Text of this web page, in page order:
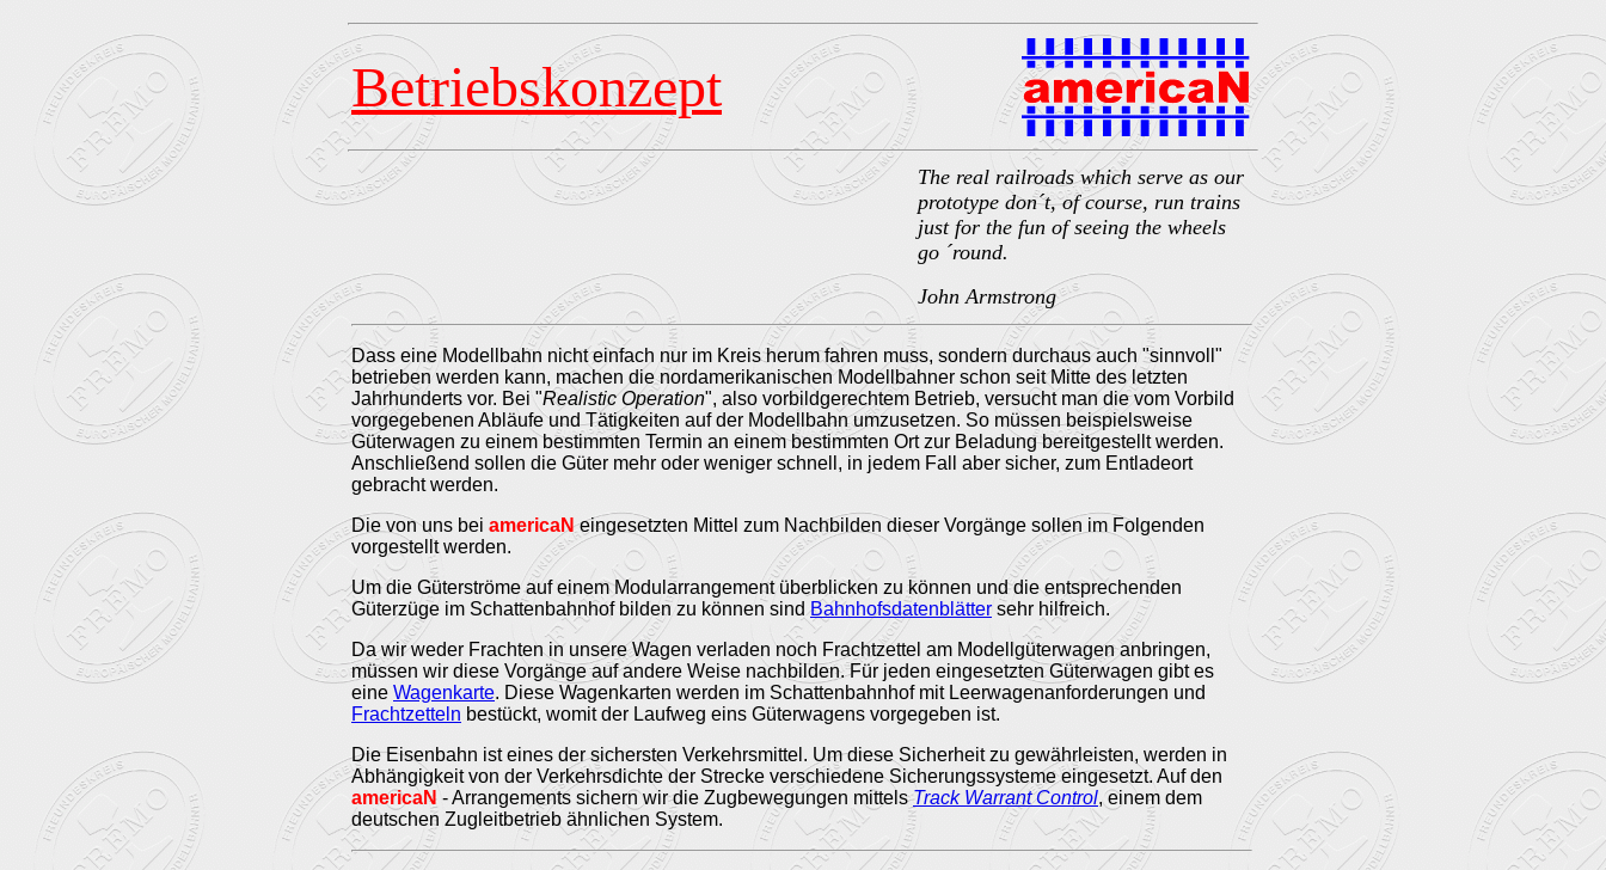
Betriebskonzept
The real railroads which serve as our
prototype don´t, of course, run trains
just for the fun of seeing the wheels
go ´round.
John Armstrong
Dass eine Modellbahn nicht einfach nur im Kreis herum fahren muss, sondern durchaus auch "sinnvoll"
betrieben werden kann, machen die nordamerikanischen Modellbahner schon seit Mitte des letzten
Jahrhunderts vor. Bei "Realistic Operation", also vorbildgerechtem Betrieb, versucht man die vom Vorbild
vorgegebenen Abläufe und Tätigkeiten auf der Modellbahn umzusetzen. So müssen beispielsweise
Güterwagen zu einem bestimmten Termin an einem bestimmten Ort zur Beladung bereitgestellt werden.
Anschließend sollen die Güter mehr oder weniger schnell, in jedem Fall aber sicher, zum Entladeort
gebracht werden.
Die von uns bei americaNeingesetzten Mittel zum Nachbilden dieser Vorgänge sollen im Folgenden
vorgestellt werden.
Um die Güterströme auf einem Modularrangement überblicken zu können und die entsprechenden
Güterzüge im Schattenbahnhof bilden zu können sindBahnhofsdatenblätter sehr hilfreich.
Da wir weder Frachten in unsere Wagen verladen noch Frachtzettel am Modellgüterwagen anbringen,
müssen wir diese Vorgänge auf andere Weise nachbilden. Für jeden eingesetzten Güterwagen gibt es
eine Wagenkarte. Diese Wagenkarten werden im Schattenbahnhof mit Leerwagenanforderungen und
Frachtzetteln bestückt, womit der Laufweg eins Güterwagens vorgegeben ist.
Die Eisenbahn ist eines der sichersten Verkehrsmittel. Um diese Sicherheit zu gewährleisten, werden in
Abhängigkeit von der Verkehrsdichte der Strecke verschiedene Sicherungssysteme eingesetzt. Auf den
americaN - Arrangements sichern wir die Zugbewegungen mittelsTrack Warrant Control, einem dem
deutschen Zugleitbetrieb ähnlichen System.